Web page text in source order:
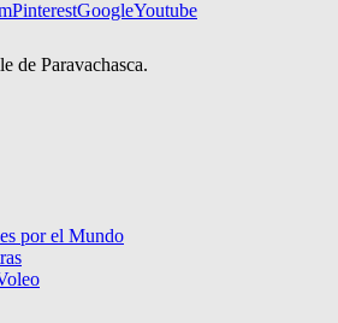
PinterestGoogleYoutube
de Paravachasca.
por el Mundo